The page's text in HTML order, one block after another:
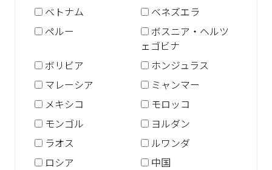
ベトナム
ベネズエラ
ペルー
ボスニア・ヘルツ
ェゴビナ
ボリビア
ホンジュラス
マレーシア
ミャンマー
メキシコ
モロッコ
モンゴル
ヨルダン
ラオス
ルワンダ
ロシア
中国